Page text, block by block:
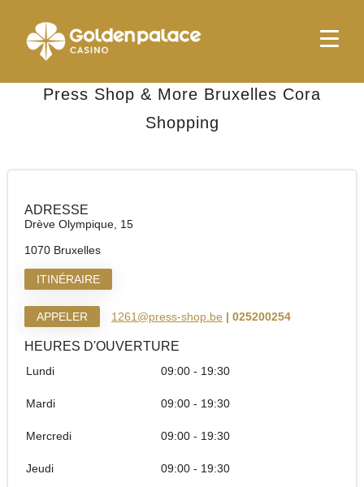
page d'accueil
Press Shop & More Bruxelles Cora
Shopping
ADRESSE
Drève Olympique, 15
1070 Bruxelles
ITINÉRAIRE
APPELER 1261@press-shop.be | 025200254
HEURES D'OUVERTURE
Lundi 09:00 - 19:30
Mardi 09:00 - 19:30
Mercredi 09:00 - 19:30
Jeudi 09:00 - 19:30